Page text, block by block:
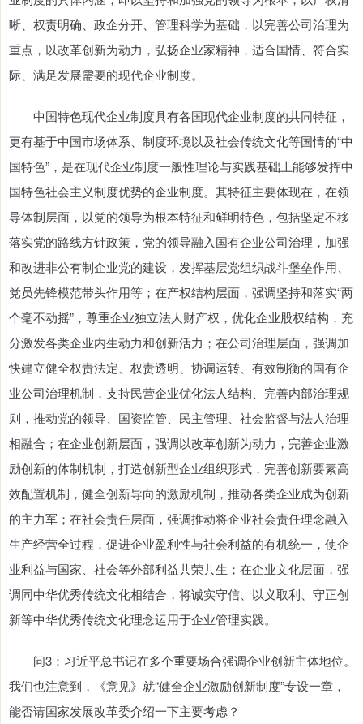
晰、权责明确、政企分开、管理科学为基础，以完善公司治理为
重点，以改革创新为动力，弘扬企业家精神，适合国情、符合实
际、满足发展需要的现代企业制度。
中国特色现代企业制度具有各国现代企业制度的共同特征，
更有基于中国市场体系、制度环境以及社会传统文化等国情的“中
国特色”，是在现代企业制度一般性理论与实践基础上能够发挥中
国特色社会主义制度优势的企业制度。其特征主要体现在，在领
导体制层面，以党的领导为根本特征和鲜明特色，包括坚定不移
落实党的路线方针政策，党的领导融入国有企业公司治理，加强
和改进非公有制企业党的建设，发挥基层党组织战斗堡垒作用、
党员先锋模范带头作用等；在产权结构层面，强调坚持和落实“两
个毫不动摇”，尊重企业独立法人财产权，优化企业股权结构，充
分激发各类企业内生动力和创新活力；在公司治理层面，强调加
快建立健全权责法定、权责透明、协调运转、有效制衡的国有企
业公司治理机制，支持民营企业优化法人结构、完善内部治理规
则，推动党的领导、国资监管、民主管理、社会监督与法人治理
相融合；在企业创新层面，强调以改革创新为动力，完善企业激
励创新的体制机制，打造创新型企业组织形式，完善创新要素高
效配置机制，健全创新导向的激励机制，推动各类企业成为创新
的主力军；在社会责任层面，强调推动将企业社会责任理念融入
生产经营全过程，促进企业盈利性与社会利益的有机统一，使企
业利益与国家、社会等外部利益共荣共生；在企业文化层面，强
调同中华优秀传统文化相结合，将诚实守信、以义取利、守正创
新等中华优秀传统文化理念运用于企业管理实践。
问3：习近平总书记在多个重要场合强调企业创新主体地位。
我们也注意到，《意见》就“健全企业激励创新制度”专设一章，
能否请国家发展改革委介绍一下主要考虑？